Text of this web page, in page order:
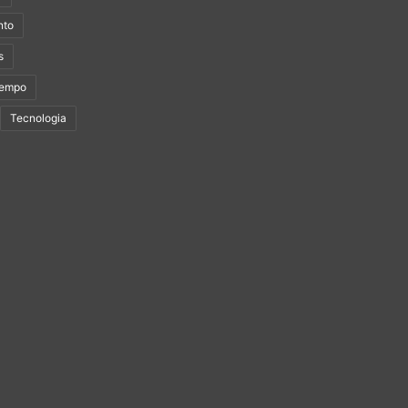
Tecnologia